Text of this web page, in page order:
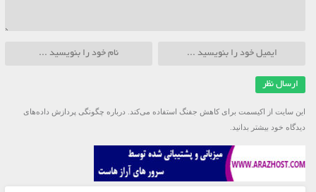
این سایت از اکیسمت برای کاهش جفنگ استفاده می‌کند. درباره چگونگی پردازش داده‌های
دیدگاه خود بیشتر بدانید.